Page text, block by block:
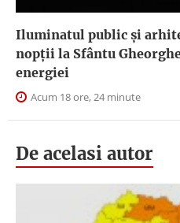
Iluminatul public şi
nopţii la Sfântu
energiei
Acum 18 ore, 24 minute
De acelasi autor